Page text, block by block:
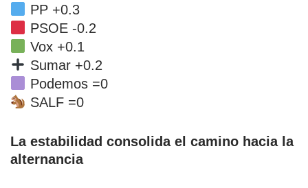
PP +0.3
PSOE -0.2
Vox +0.1
Sumar +0.2
Podemos =0
SALF =0
La estabilidad consolida el camino hacia la
alternancia